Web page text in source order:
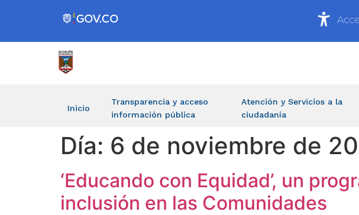
Inicio
Transparencia y acceso
información pública
Atención y Servicios a la
ciudadanía
Día: 6 de noviembre de
‘Educando con Equidad’, un
inclusión en las Comunidades